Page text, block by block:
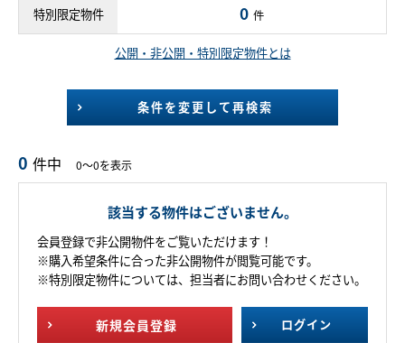
特別限定物件 0 件
公開・非公開・特別限定物件とは
条件を変更して再検索
0 件中 0～0を表示
該当する物件はございません。
会員登録で非公開物件をご覧いただけます！
※購入希望条件に合った非公開物件が閲覧可能です。
※特別限定物件については、担当者にお問い合わせください。
新規会員登録 ログイン